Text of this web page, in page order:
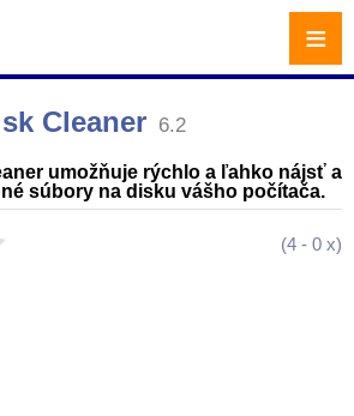
Cleaner 6.2
umožňuje rýchlo a ľahko nájsť a
súbory na disku vášho počítača.
(4 - 0 x)
≡